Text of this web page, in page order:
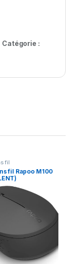
Catégorie :
fil
fil Rapoo M100